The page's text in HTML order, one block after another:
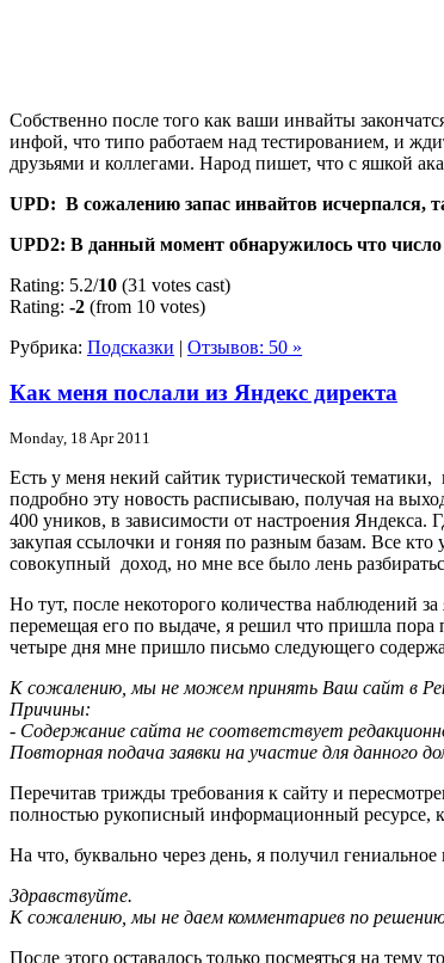
Собственно после того как ваши инвайты
инфой, что типо работаем над тестированием, и
друзьями и коллегами. Народ пишет, что с яшкой
UPD: В сожалению запас инвайтов исчерпался,
UPD2: В данный момент обнаружилось что
Rating: 5.2/10 (31 votes cast)
Rating: -2 (from 10 votes)
Рубрика: Подсказки | Отзывов: 50 »
Как меня послали из Яндекс директа
Monday, 18 Apr 2011
Есть у меня некий сайтик туристической
подробно эту новость расписываю, получая на
400 уников, в зависимости от настроения Яндекса.
закупая ссылочки и гоняя по разным базам. Все
совокупный доход, но мне все было лень
Но тут, после некоторого количества наблюдений
перемещая его по выдаче, я решил что пришла пора
четыре дня мне пришло письмо следующего
К сожалению, мы не можем принять Ваш сайт в
Причины:
- Содержание сайта не соответствует
Повторная подача заявки на участие для данного
Перечитав трижды требования к сайту и
полностью рукописный информационный ресурсе,
На что, буквально через день, я получил
Здравствуйте.
К сожалению, мы не даем комментариев по
После этого оставалось только посмеяться на